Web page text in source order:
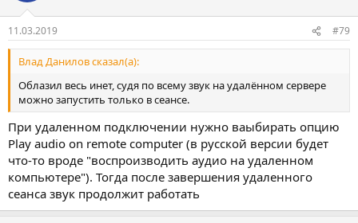
11.03.2019 #79
Влад Данилов сказал(а):
Облазил весь инет, судя по всему звук на удалённом сервере
можно запустить только в сеансе.
При удаленном подключении нужно ваыбирать опцию
Play audio on remote computer (в русской версии будет
что-то вроде "воспроизводить аудио на удаленном
компьютере"). Тогда после завершения удаленного
сеанса звук продолжит работать